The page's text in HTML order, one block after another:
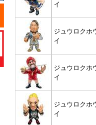
イ
ジュウロクホ
イ
ジュウロクホ
イ
ジュウロクホ
イ